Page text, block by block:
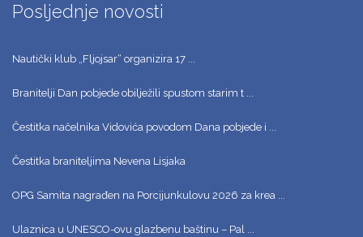
Posljednje novosti
Nautički klub „Fljojsar“ organizira 17 ...
Branitelji Dan pobjede obilježili spustom starim t ...
Čestitka načelnika Vidovića povodom Dana pobjede i ...
Čestitka braniteljima Nevena Lisjaka
OPG Samita nagrađen na Porcijunkulovu 2026 za krea ...
Ulaznica u UNESCO-ovu glazbenu baštinu – Pal ...